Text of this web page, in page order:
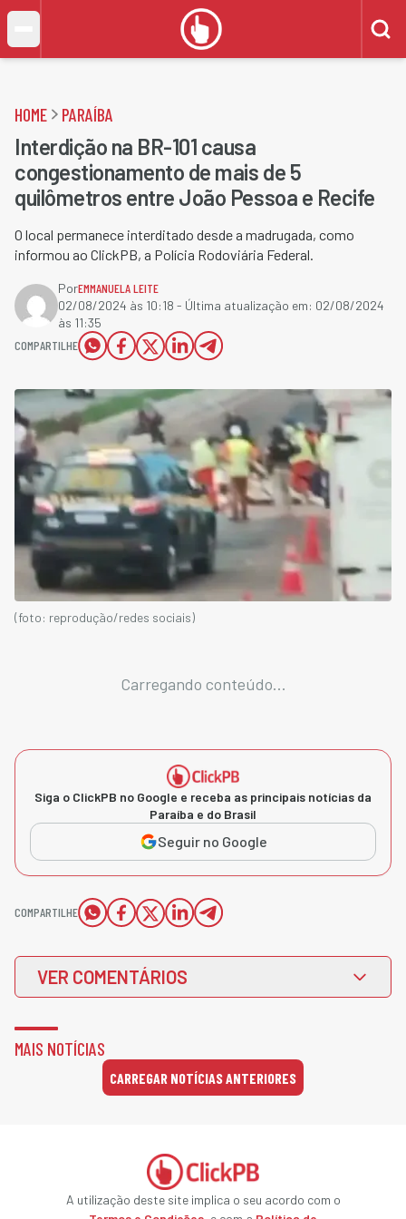
HOME PARAÍBA
Interdição na BR-101 causa
congestionamento de mais de 5
quilômetros entre João Pessoa e Recife
O local permanece interditado desde a madrugada, como
informou ao ClickPB, a Polícia Rodoviária Federal.
PorEMMANUELA LEITE
02/08/2024 às 10:18 - Última atualização em: 02/08/2024
às 11:35
COMPARTILHE
(foto: reprodução/redes sociais)
Carregando conteúdo...
Siga o ClickPB no Google e receba as principais notícias da
Paraíba e do Brasil
Seguir no Google
COMPARTILHE
VER COMENTÁRIOS
MAIS NOTÍCIAS
CARREGAR NOTÍCIAS ANTERIORES
A utilização deste site implica o seu acordo com o